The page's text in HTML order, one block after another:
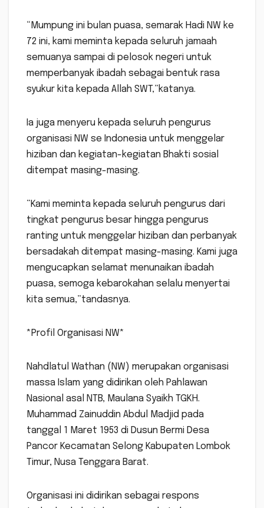
“Mumpung ini bulan puasa, semarak Hadi NW ke
72 ini, kami meminta kepada seluruh jamaah
semuanya sampai di pelosok negeri untuk
memperbanyak ibadah sebagai bentuk rasa
syukur kita kepada Allah SWT,”katanya.
Ia juga menyeru kepada seluruh pengurus
organisasi NW se Indonesia untuk menggelar
hiziban dan kegiatan-kegiatan Bhakti sosial
ditempat masing-masing.
“Kami meminta kepada seluruh pengurus dari
tingkat pengurus besar hingga pengurus
ranting untuk menggelar hiziban dan perbanyak
bersadakah ditempat masing-masing. Kami juga
mengucapkan selamat menunaikan ibadah
puasa, semoga kebarokahan selalu menyertai
kita semua,”tandasnya.
*Profil Organisasi NW*
Nahdlatul Wathan (NW) merupakan organisasi
massa Islam yang didirikan oleh Pahlawan
Nasional asal NTB, Maulana Syaikh TGKH.
Muhammad Zainuddin Abdul Madjid pada
tanggal 1 Maret 1953 di Dusun Bermi Desa
Pancor Kecamatan Selong Kabupaten Lombok
Timur, Nusa Tenggara Barat.
Organisasi ini didirikan sebagai respons